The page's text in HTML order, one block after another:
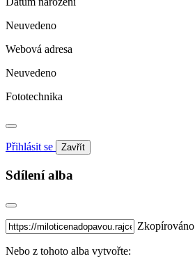
Neuvedeno
Webová adresa
Neuvedeno
Fototechnika
Přihlásit se Zavřít
Sdílení alba
Zkopírováno
Nebo z tohoto alba vytvořte: